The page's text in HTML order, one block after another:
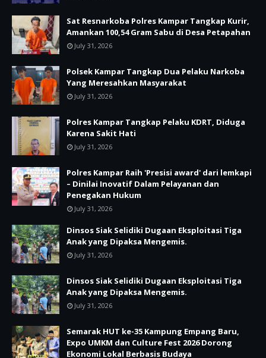
Sat Resnarkoba Polres Kampar Tangkap Kurir,
Amankan 100,54 Gram Sabu di Desa Petapahan
July 31, 2026
Polsek Kampar Tangkap Dua Pelaku Narkoba
Yang Meresahkan Masyarakat
July 31, 2026
Polres Kampar Tangkap Pelaku KDRT, Diduga
Karena Sakit Hati
July 31, 2026
Polres Kampar Raih 'Presisi award' dari lemkapi
– Dinilai Inovatif Dalam Pelayanan dan
Penegakan Hukum
July 31, 2026
Dinsos Siak Selidiki Dugaan Eksploitasi Tiga
Anak yang Dipaksa Mengemis.
July 31, 2026
Dinsos Siak Selidiki Dugaan Eksploitasi Tiga
Anak yang Dipaksa Mengemis.
July 31, 2026
Semarak HUT ke-35 Kampung Empang Baru,
Expo UMKM dan Culture Fest 2026 Dorong
Ekonomi Lokal Berbasis Budaya